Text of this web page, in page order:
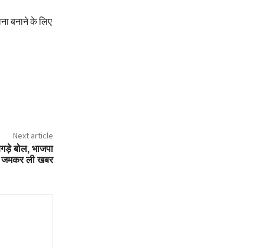
बनाने के लिए
Next article
बोल, भाजपा
जमकर ली खबर